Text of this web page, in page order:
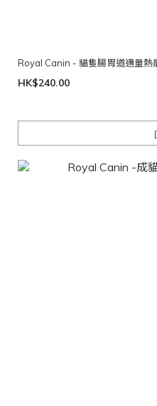
Royal Canin - 貓隻腸胃道適量熱
HK$240.00